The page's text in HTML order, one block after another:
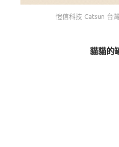
愷信科技 Catsun 台
貓貓的